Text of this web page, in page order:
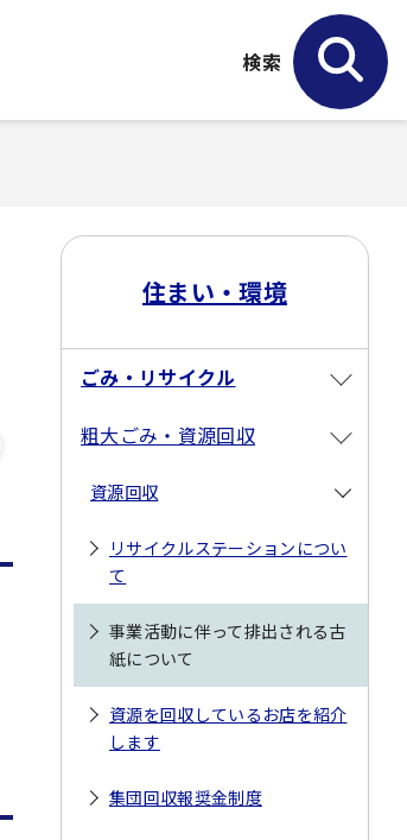
検索
住まい・環境
ごみ・リサイクル
粗大ごみ・資源回収
資源回収
リサイクルステーションについ
て
事業活動に伴って排出される古
紙について
資源を回収しているお店を紹介
します
集団回収報奨金制度